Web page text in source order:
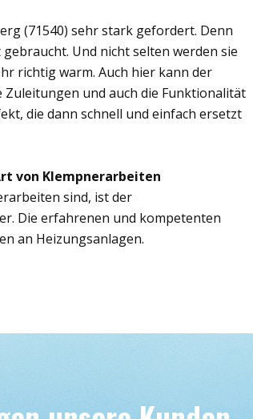
(71540) sehr stark gefordert. Denn
Und nicht selten werden sie
richtig warm. Auch hier kann der
Zuleitungen und auch die Funktionalität
die dann schnell und einfach ersetzt
von Klempnerarbeiten
sind, ist der
Die erfahrenen und kompetenten
an Heizungsanlagen.